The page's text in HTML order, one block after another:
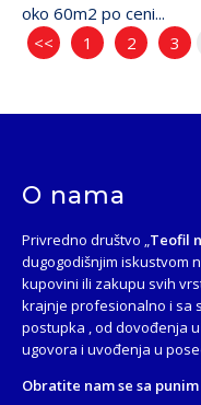
oko 60m2 po ceni...
<<
1 2 3
O nama
Privredno društvo „Teofil
dugogodišnjim iskustvom
kupovini ili zakupu svih
krajnje profesionalno i sa
postupka , od dovođenja
ugovora i uvođenja u
Obratite nam se sa